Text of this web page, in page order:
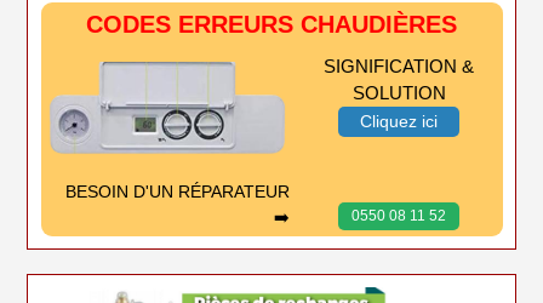
CODES ERREURS CHAUDIÈRES
SIGNIFICATION &
SOLUTION
Cliquez ici
0550 08 11 52
BESOIN D'UN RÉPARATEUR
➡️